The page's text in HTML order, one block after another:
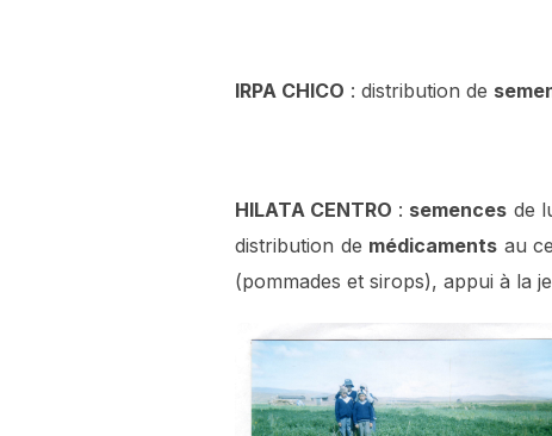
IRPA CHICO : distribution de
HILATA CENTRO : semences de
distribution de médicaments au
(pommades et sirops), appui à la